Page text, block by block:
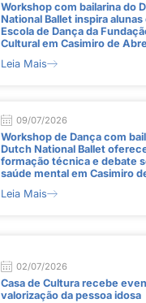
Workshop com bailarina do
National Ballet inspira alunas
Escola de Dança da
Cultural em Casimiro de
Leia Mais
09/07/2026
Workshop de Dança com
Dutch National Ballet
formação técnica e debate
saúde mental em Casimiro
Leia Mais
02/07/2026
Casa de Cultura recebe
valorização da pessoa idosa